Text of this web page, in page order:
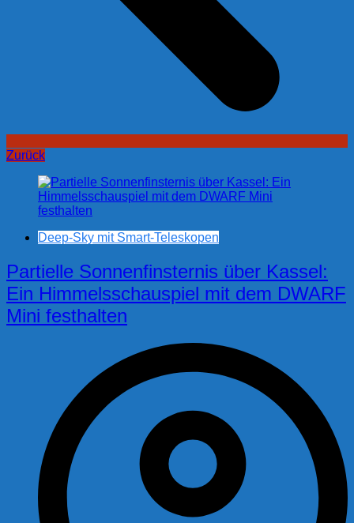
Zurück
Deep-Sky mit Smart-Teleskopen
Partielle Sonnenfinsternis über Kassel:
Ein Himmelsschauspiel mit dem DWARF
Mini festhalten